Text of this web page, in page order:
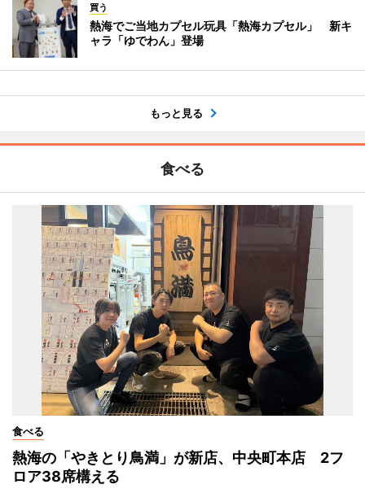
買う
熱海でご当地カプセル玩具「熱海カプセル」 新キ
ャラ「ゆでわん」登場
もっと見る
食べる
食べる
熱海の「やきとり鳥満」が新店、中央町本店 2フ
ロア38席構える